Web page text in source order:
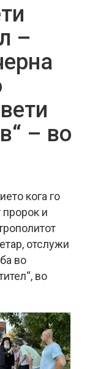
–
– во
кога го
и
отслужи
во
во